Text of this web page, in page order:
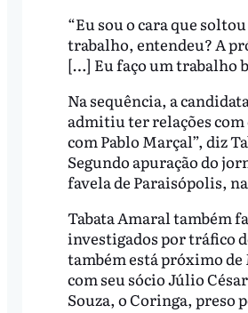
“Eu sou o cara que
trabalho, entendeu? A
[…] Eu faço um trabalho
Na sequência, a
admitiu ter relações
com Pablo Marçal”, diz
Segundo apuração do
favela de Paraisópolis,
Tabata Amaral também
investigados por tráfico
também está próximo
com seu sócio Júlio
Souza, o Coringa, preso